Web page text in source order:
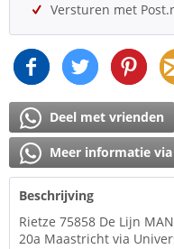
Versturen met
Deel met vrienden
Meer informatie
Beschrijving
Rietze 75858 De Lijn
20a Maastricht via